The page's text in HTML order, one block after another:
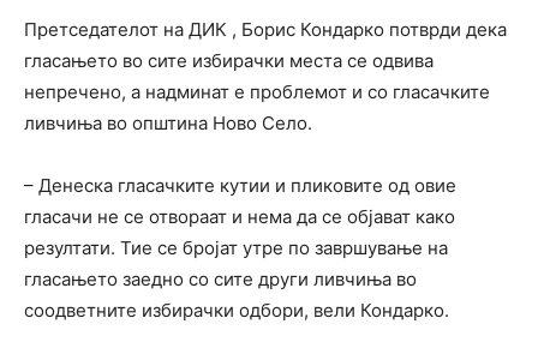
Претседателот на ДИК , Борис Кондарко потврди дека
гласањето во сите избирачки места се одвива
непречено, а надминат е проблемот и со гласачките
ливчиња во општина Ново Село.
– Денеска гласачките кутии и пликовите од овие
гласачи не се отвораат и нема да се објават како
резултати. Тие се бројат утре по завршување на
гласањето заедно со сите други ливчиња во
соодветните избирачки одбори, вели Кондарко.